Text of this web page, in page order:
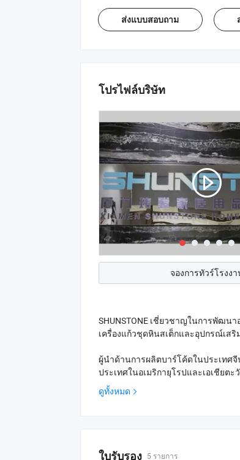
ส่งแบบสอบถาม
โปรไฟล์บริษัท
จองการทัวร์โรงง
SHUNSTONE เชี่ยวชาญในการพัฒ
เครื่องแก้วชุดหินสเต็กและอุปกรณ์เส
ผู้นำด้านการผลิตบาร์โค้ดในประเทศ
ประเทศในอเมริกายุโรปและเอเชียตะ
เรามีช่างเทคนิคที่มีประสบการณ์และ
ดูทั้งหมด
ใบรับรอง 5 รายการ